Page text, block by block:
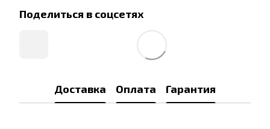
Поделиться в соцсетях
Доставка Оплата Гарантия